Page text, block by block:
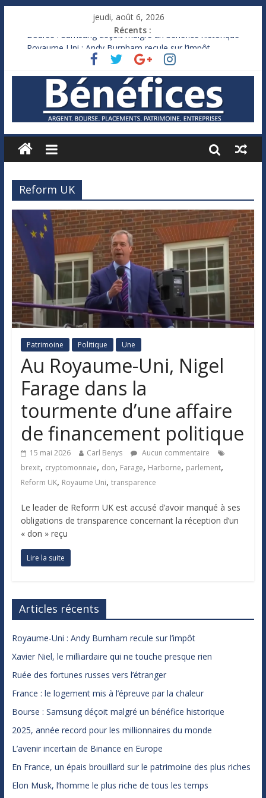
jeudi, août 6, 2026
Récents :
Bourse : Samsung déçoit malgré un bénéfice historique
Royaume-Uni : Andy Burnham recule sur l’impôt
Xavier Niel, le milliardaire qui ne touche presque rien
Ruée des fortunes russes vers l’étranger
France : le logement mis à l’épreuve par la chaleur
Reform UK
Patrimoine Politique Une
Au Royaume-Uni, Nigel
Farage dans la
tourmente d’une affaire
de financement politique
15 mai 2026 Carl Benys
Aucun commentaire
brexit, cryptomonnaie, don, Farage, Harborne, parlement,
Reform UK, Royaume Uni, transparence
Le leader de Reform UK est accusé d’avoir manqué à ses
obligations de transparence concernant la réception d’un
« don » reçu
Lire la suite
Articles récents
Royaume-Uni : Andy Burnham recule sur l’impôt
Xavier Niel, le milliardaire qui ne touche presque rien
Ruée des fortunes russes vers l’étranger
France : le logement mis à l’épreuve par la chaleur
Bourse : Samsung déçoit malgré un bénéfice historique
2025, année record pour les millionnaires du monde
L’avenir incertain de Binance en Europe
En France, un épais brouillard sur le patrimoine des plus riches
Elon Musk, l’homme le plus riche de tous les temps